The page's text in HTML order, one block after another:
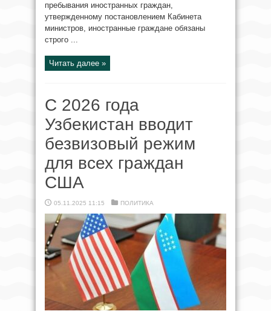
пребывания иностранных граждан,
утвержденному постановлением Кабинета
министров, иностранные граждане обязаны
строго ...
Читать далее »
С 2026 года
Узбекистан вводит
безвизовый режим
для всех граждан
США
05.11.2025 11:15 ПОЛИТИКА